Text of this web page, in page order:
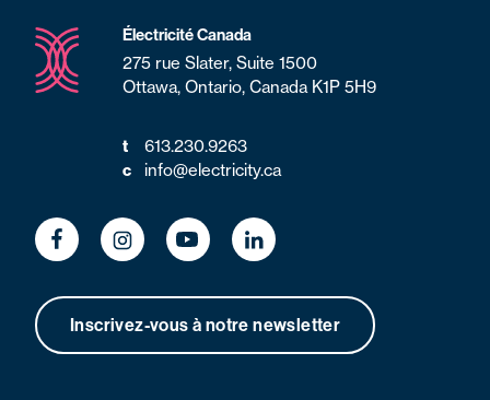
Électricité Canada
275 rue Slater, Suite 1500
Ottawa, Ontario, Canada K1P 5H9
t 613.230.9263
c info@electricity.ca
Inscrivez-vous à notre newsletter